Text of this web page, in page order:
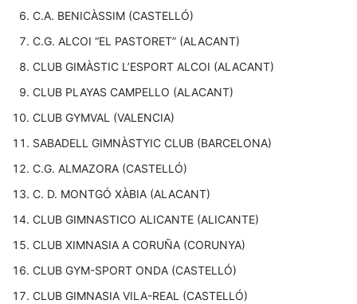
C.A. BENICÀSSIM (CASTELLÓ)
C.G. ALCOI “EL PASTORET” (ALACANT)
CLUB GIMÀSTIC L’ESPORT ALCOI (ALACANT)
CLUB PLAYAS CAMPELLO (ALACANT)
CLUB GYMVAL (VALENCIA)
SABADELL GIMNÀSTYIC CLUB (BARCELONA)
C.G. ALMAZORA (CASTELLÓ)
C. D. MONTGÓ XÀBIA (ALACANT)
CLUB GIMNASTICO ALICANTE (ALICANTE)
CLUB XIMNASIA A CORUÑA (CORUNYA)
CLUB GYM-SPORT ONDA (CASTELLÓ)
CLUB GIMNASIA VILA-REAL (CASTELLÓ)